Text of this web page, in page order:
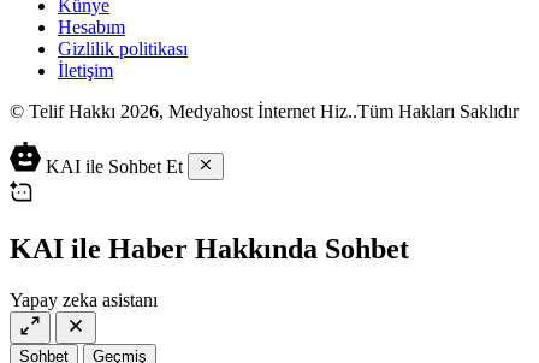
Künye
Hesabım
Gizlilik politikası
İletişim
© Telif Hakkı 2026, Medyahost İnternet Hiz..Tüm Hakları Saklıdır
casino
siteleri
casino
2023
lordcasino
canlı
casino
siteleri
iyi
casino
vdcasino
vdcasino
giriş
ev
yapımı
salça
KAI ile Sohbet Et
KAI ile Haber Hakkında Sohbet
Yapay zeka asistanı
Sohbet Geçmiş